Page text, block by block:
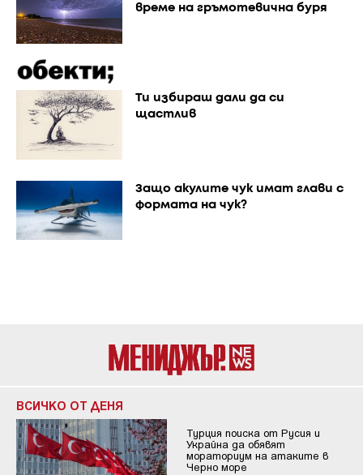
време на гръмотевична буря
Ти избираш дали да си
щастлив
Защо акулите чук имат глави с
формата на чук?
ВСИЧКО ОТ ДЕНЯ
Турция поиска от Русия и
Украйна да обявят
мораториум на атаките в
Черно море